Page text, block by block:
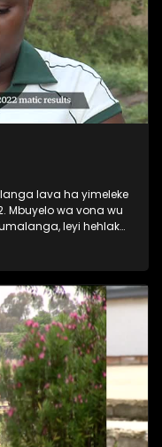
lava ha yimeleke
Mbuyelo wa vona wu
leyi hehlaka